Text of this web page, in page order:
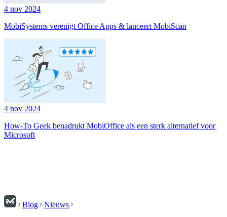
4 nov 2024
MobiSystems verenigt Office Apps & lanceert MobiScan
4 nov 2024
How-To Geek benadrukt MobiOffice als een sterk alternatief voor
Microsoft
Blog Nieuws